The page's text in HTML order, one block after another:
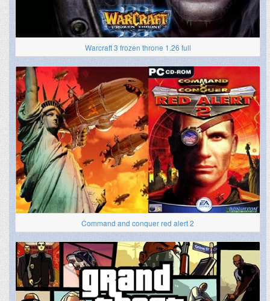
Warcraft 3 frozen throne 1.26 full
Command and conquer red alert 2